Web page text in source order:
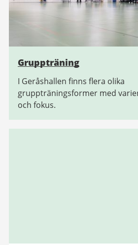
Gruppträning
I Geråshallen finns flera olika
gruppträningsformer med
och fokus.